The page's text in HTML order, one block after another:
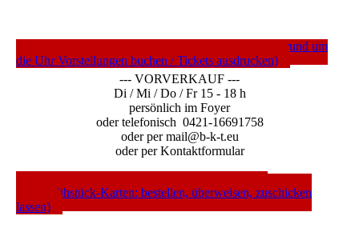
---- TICKETS DIREKT ---- (c/o Nordwest-Ticket rund um
die Uhr Vorstellungen buchen / Tickets ausdrucken)
--- VORVERKAUF ---
Di / Mi / Do / Fr 15 - 18 h
persönlich im Foyer
oder telefonisch 0421-16691758
oder per mail@b-k-t.eu
oder per Kontaktformular
Mordsfrühstück-Karten: bestellen, überweisen, zuschicken
lassen)